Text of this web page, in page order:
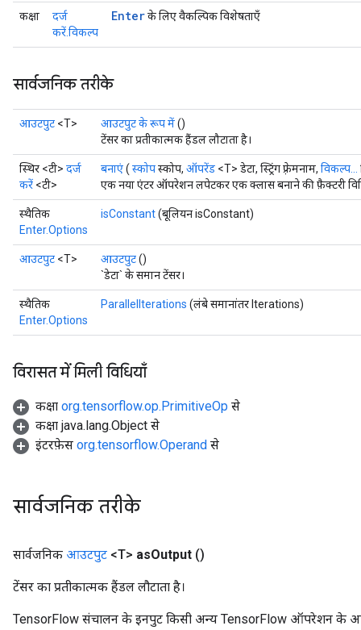
कक्षा
दर्ज
करें.विकल्प
Enterके लिए वैकल्पिक विशेषताएँ
सार्वजनिक तरीके
आउटपुट <T> आउटपुट के रूप में()
टेंसर का प्रतीकात्मक हैंडल लौटाता है।
स्थिर <टी> दर्ज
करें <टी>
बनाएं( स्कोपस्कोप, ऑपरेंड <T> डेटा, स्ट्रिंग फ़्रेमनाम, विकल्प...
एक नया एंटर ऑपरेशन लपेटकर एक क्लास बनाने की फ़ैक्टरी
स्थैतिक
Enter.Options
isConstant(बूलियन isConstant)
आउटपुट <T> आउटपुट()
`डेटा` के समान टेंसर।
स्थैतिक
Enter.Options
ParallelIterations (लंबे समानांतर Iterations)
विरासत में मिली विधियाँ
कक्षा org.tensorflow.op.PrimitiveOp से
कक्षा java.lang.Object से
इंटरफ़ेस org.tensorflow.Operand से
सार्वजनिक तरीके
सार्वजनिक आउटपुट <T> asOutput ()
टेंसर का प्रतीकात्मक हैंडल लौटाता है।
TensorFlow संचालन के इनपुट किसी अन्य TensorFlow ऑपरेशन के